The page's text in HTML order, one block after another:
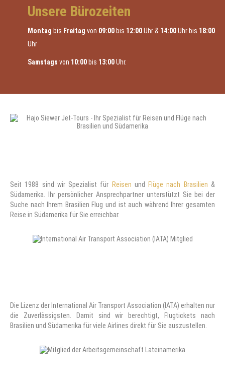
Unsere Bürozeiten
Montag bis Freitag von 09:00 bis 12:00Uhr & 14:00Uhr bis 18:00
Uhr
Samstags von 10:00 bis 13:00Uhr.
Seit 1988 sind wir Spezialist für Reisen und Flüge nach Brasilien &
Südamerika. Ihr persönlicher Ansprechpartner unterstützt Sie bei der
Suche nach Ihrem Brasilien Flug und ist auch während Ihrer gesamten
Reise in Südamerika für Sie erreichbar.
Die Lizenz der International Air Transport Association (IATA) erhalten nur
die Zuverlässigsten. Damit sind wir berechtigt, Flugtickets nach
Brasilien und Südamerika für viele Airlines direkt für Sie auszustellen.